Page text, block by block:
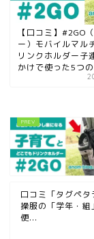
【口コミ】#2GO
ー）モバイルマル
リンクホルダー子
かけで使った5つ
口コミ「タグペ
操服の「学年・
便...